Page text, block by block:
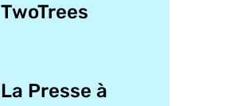
TwoTrees
La Presse à